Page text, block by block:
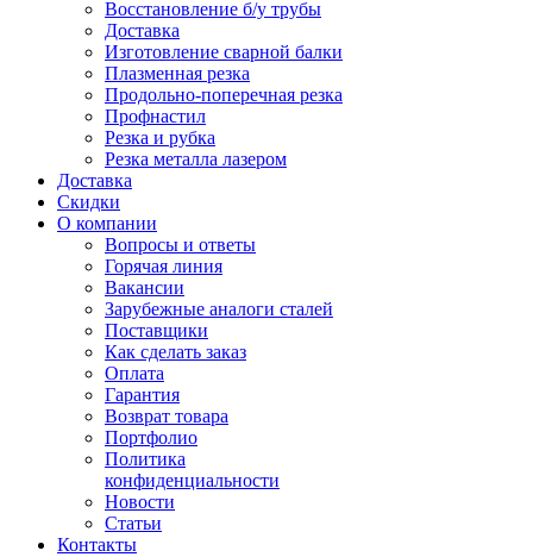
Восстановление б/у трубы
Доставка
Изготовление сварной балки
Плазменная резка
Продольно-поперечная резка
Профнастил
Резка и рубка
Резка металла лазером
Доставка
Скидки
О компании
Вопросы и ответы
Горячая линия
Вакансии
Зарубежные аналоги сталей
Поставщики
Как сделать заказ
Оплата
Гарантия
Возврат товара
Портфолио
Политика
конфиденциальности
Новости
Статьи
Контакты